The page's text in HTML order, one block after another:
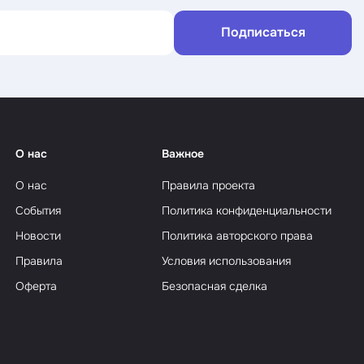
Подписаться
О нас
О нас
События
Новости
Правила
Оферта
Важное
Правила проекта
Политика конфиденциальности
Политика авторского права
Условия использования
Безопасная сделка